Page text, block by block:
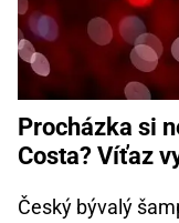
Procházka si
Costa? Víťaz
Český bývalý